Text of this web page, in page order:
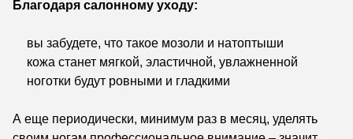
Благодаря салонному уходу:
вы забудете, что такое мозоли и натоптыши
кожа станет мягкой, эластичной, увлажненной
ноготки будут ровными и гладкими
А еще периодически, минимум раз в месяц, уделять